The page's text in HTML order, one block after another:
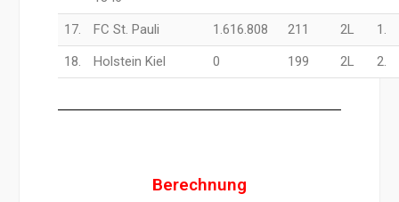
17. FC St. Pauli 1.616.808 211 2L
1.
18.
Holstein Kiel 0 199 2L 2.
Berechnung